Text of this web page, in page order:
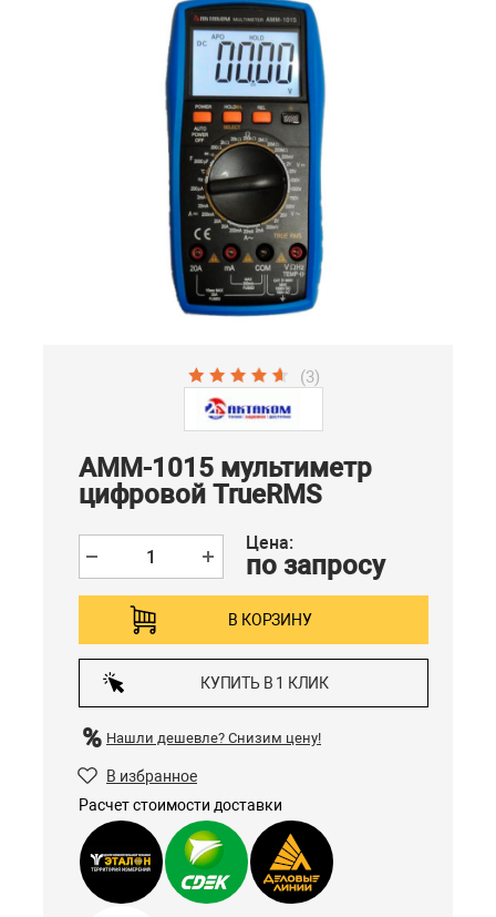
(3)
АММ-1015 мультиметр
цифровой TrueRMS
Цена:
по запросу
В КОРЗИНУ
КУПИТЬ В 1 КЛИК
Нашли дешевле? Снизим цену!
В избранное
Расчет стоимости доставки